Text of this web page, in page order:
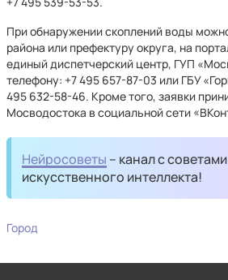
При обнаружении скоплений воды
района или префектуру округа, на
единый диспетчерский центр, ГУП
телефону: +7 495 657-87-03 или ГБУ
495 632-58-46. Кроме того, заявки
Мосводостока в социальной сети
Нейросоветы – канал с
искусственного интеллекта!
Город